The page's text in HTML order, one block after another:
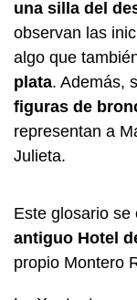
una silla del
observan las
algo que
plata. Además,
figuras de
representan a
Julieta.
Este glosario se
antiguo Hotel
propio Montero